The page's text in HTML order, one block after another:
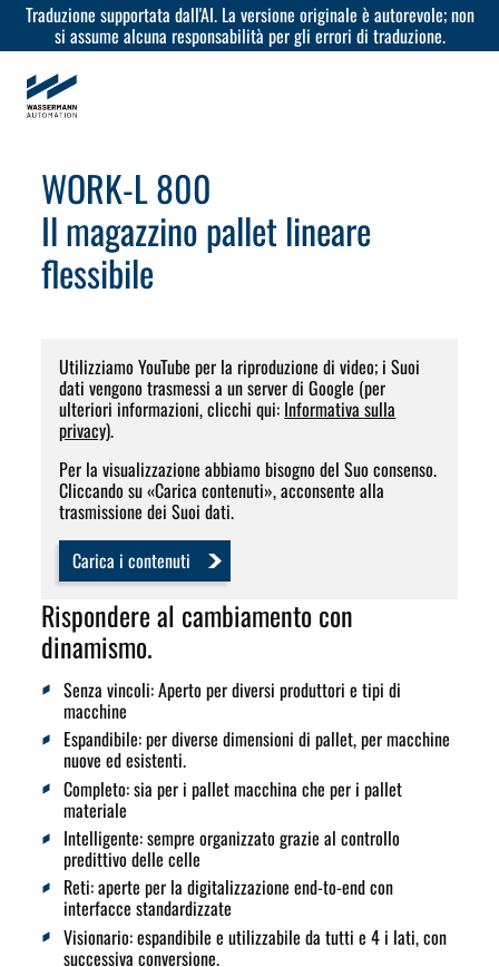
Traduzione supportata dall'AI. La versione originale è autorevole; non
si assume alcuna responsabilità per gli errori di traduzione.
WORK-L 800
Il magazzino pallet lineare
flessibile
Utilizziamo YouTube per la riproduzione di video; i Suoi
dati vengono trasmessi a un server di Google (per
ulteriori informazioni, clicchi qui: Informativa sulla
privacy).
Per la visualizzazione abbiamo bisogno del Suo consenso.
Cliccando su «Carica contenuti», acconsente alla
trasmissione dei Suoi dati.
Carica i contenuti
Rispondere al cambiamento con
dinamismo.
Senza vincoli:Aperto per diversi produttori e tipi di
macchine
Espandibile:per diverse dimensioni di pallet, per macchine
nuove ed esistenti.
Completo:sia per i pallet macchina che per i pallet
materiale
Intelligente:sempre organizzato grazie al controllo
predittivo delle celle
Reti:aperte per la digitalizzazione end-to-end con
interfacce standardizzate
Visionario:espandibile e utilizzabile da tutti e 4 i lati, con
successiva conversione.